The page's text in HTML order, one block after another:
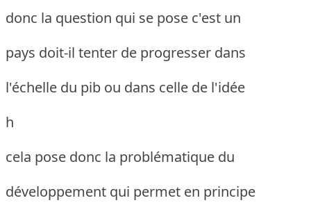
donc la question qui se pose c'est un
pays doit-il tenter de progresser dans
l'échelle du pib ou dans celle de l'idée
h
cela pose donc la problématique du
développement qui permet en principe